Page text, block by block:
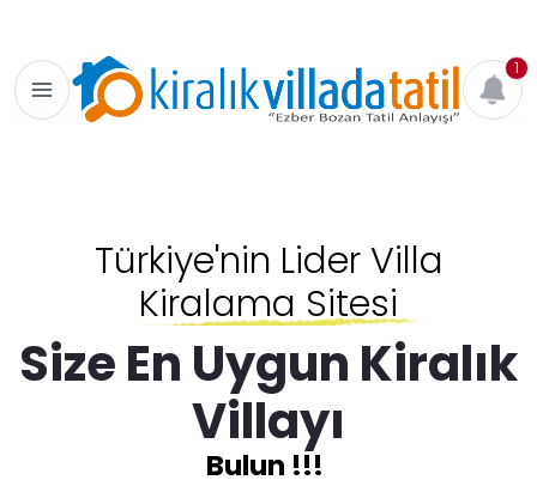
1
Türkiye'nin Lider Villa
Kiralama Sitesi
Size En Uygun Kiralık
Villayı
Bulun !!!